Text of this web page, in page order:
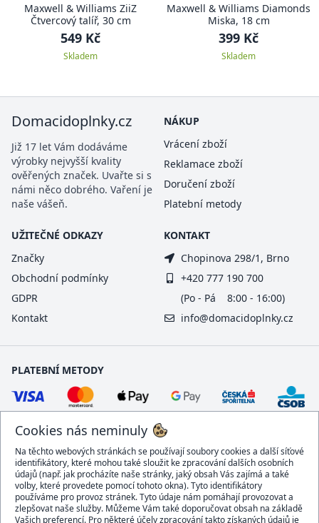
Maxwell & Williams ZiiZ
Čtvercový talíř, 30 cm
549 Kč
Skladem
Maxwell & Williams Diamonds
Miska, 18 cm
399 Kč
Skladem
Cookies nás neminuly
Na těchto webových stránkách se používají soubory cookies a další síťové
identifikátory, které mohou také sloužit ke zpracování dalších osobních
údajů (např. jak procházíte naše stránky, jaký obsah Vás zajímá a také
volby, které provedete pomocí tohoto okna). Tyto identifikátory
používáme pro provoz stránek. Tyto údaje nám pomáhají provozovat a
zlepšovat naše služby. Můžeme Vám také doporučovat obsah na základě
Vašich preferencí. Pro některé účely zpracování takto získaných údajů je
Domacidoplnky.cz
Již 17 let Vám dodáváme
výrobky nejvyšší kvality
ověřených značek. Uvařte si s
námi něco dobrého. Vaření je
naše vášeň.
NÁKUP
Vrácení zboží
Reklamace zboží
Doručení zboží
Platební metody
UŽITEČNÉ ODKAZY
Značky
Obchodní podmínky
GDPR
Kontakt
KONTAKT
Chopinova 298/1, Brno
+420 777 190 700
(Po - Pá 8:00 - 16:00)
info@domacidoplnky.cz
PLATEBNÍ METODY
DOPRAVCI